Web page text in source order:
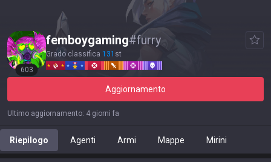
603
femboygaming#furry
Grado classifica 131 st
Aggiornamento
Ultimo aggiornamento: 4 giorni fa
Riepilogo Agenti Armi Mappe Mirini